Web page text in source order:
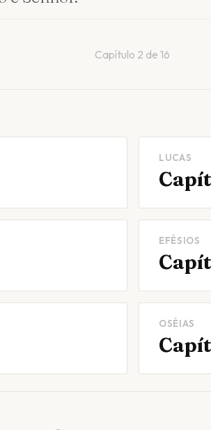
Capítulo 2 de 16
LUCAS
EFÉSIOS
OSÉIAS